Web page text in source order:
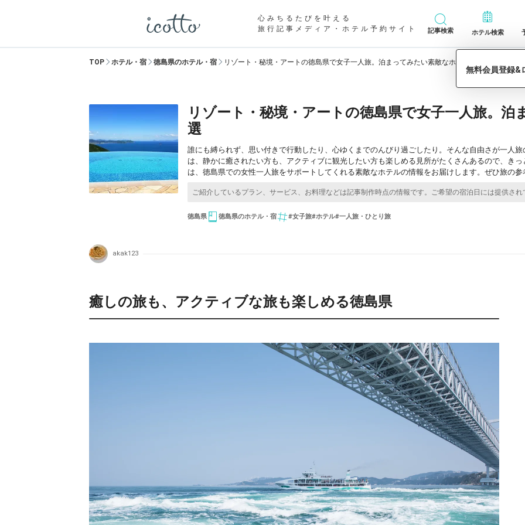
心みちるたびを叶える
旅行記事メディア・ホテル予約サイト
記事検索 ホテル検索
TOP ホテル・宿 徳島県のホテル・宿 リゾート・秘境・アートの徳島県で女子一人旅。泊まってみたい素敵なホテル7選
リゾート・秘境・アートの徳島県で女子一人旅。
選
誰にも縛られず、思い付きで行動したり、心ゆくまでのんびり過ごしたり。そんな自由さが一人
は、静かに癒されたい方も、アクティブに観光したい方も楽しめる見所がたくさんあるので、き
は、徳島県での女性一人旅をサポートしてくれる素敵なホテルの情報をお届けします。ぜひ旅の
徳島県 徳島県のホテル・宿 #女子旅#ホテル#一人旅・ひとり旅
akak123
癒しの旅も、アクティブな旅も楽しめる徳島県